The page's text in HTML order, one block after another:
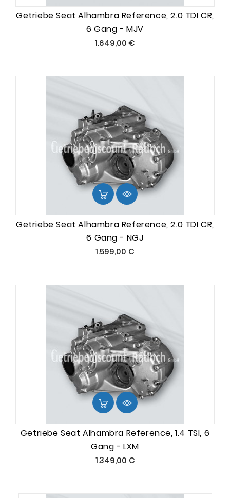
Getriebe Seat Alhambra Reference, 2.0 TDI CR,
6 Gang - MJV
1.649,00 €
Getriebe Seat Alhambra Reference, 2.0 TDI CR,
6 Gang - NGJ
1.599,00 €
Getriebe Seat Alhambra Reference, 1.4 TSI, 6
Gang - LXM
1.349,00 €Preis